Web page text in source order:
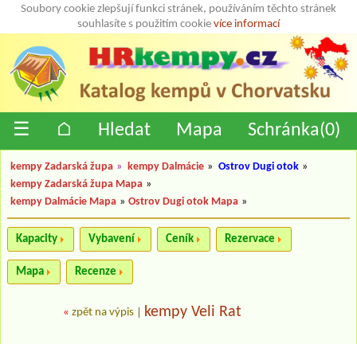
Soubory cookie zlepšují funkci stránek, používáním těchto stránek
souhlasíte s použitím cookie více informací
☰ ⌂ Hledat Mapa Schránka(0)
kempy Zadarská župa » kempy Dalmácie » Ostrov Dugi otok »
kempy Zadarská župa Mapa »
kempy Dalmácie Mapa » Ostrov Dugi otok Mapa »
Kapacity Vybavení Ceník Rezervace
Mapa Recenze
« zpět na výpis kempy Veli Rat